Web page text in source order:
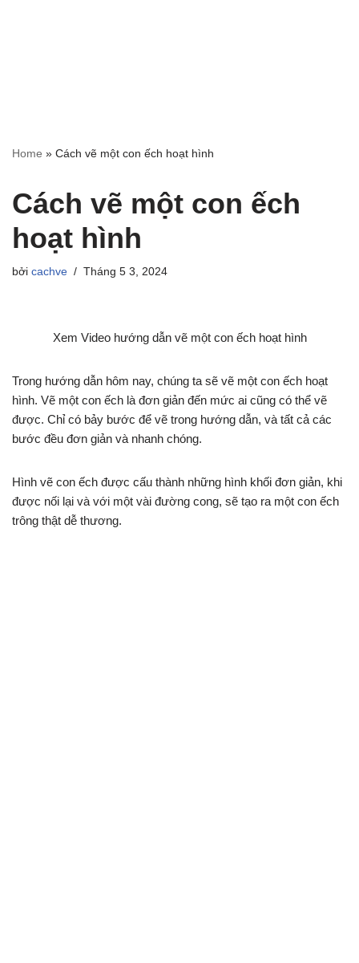
Home » Cách vẽ một con ếch hoạt hình
Cách vẽ một con ếch
hoạt hình
bởi cachve Tháng 5 3, 2024
Xem Video hướng dẫn vẽ một con ếch hoạt hình
Trong hướng dẫn hôm nay, chúng ta sẽ vẽ một con ếch hoạt
hình. Vẽ một con ếch là đơn giản đến mức ai cũng có thể vẽ
được. Chỉ có bảy bước để vẽ trong hướng dẫn, và tất cả các
bước đều đơn giản và nhanh chóng.
Hình vẽ con ếch được cấu thành những hình khối đơn giản, khi
được nối lại và với một vài đường cong, sẽ tạo ra một con ếch
trông thật dễ thương.